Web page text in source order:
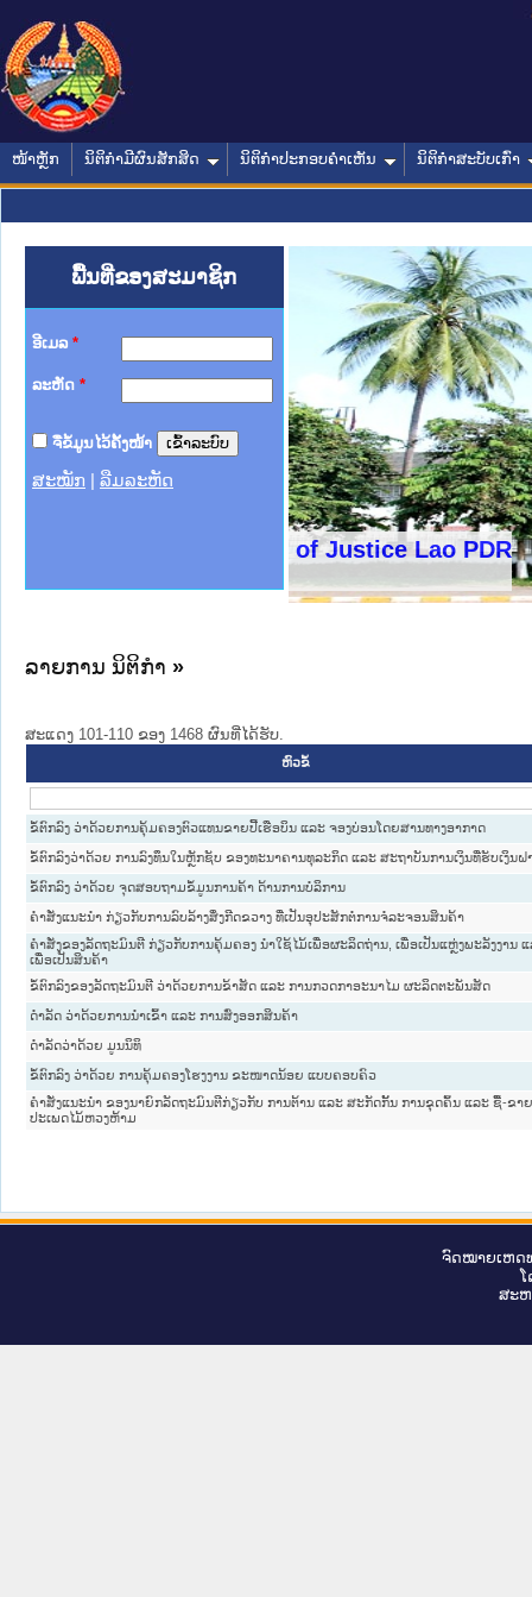
ໜ້າຫຼັກ ນິຕິກໍາມີຜົນສັກສິດ ນິຕິກໍາປະກອບຄໍາເຫັນ ນິຕິກໍາສະບັບເກົ່າ
ພື້ນທີ່ຂອງສະມາຊິກ
ອີເມລ *
ລະຫັດ *
ຈື່ຂໍ້ມູນໄວ້ຄັ້ງໜ້າ
ສະໝັກ ລືມລະຫັດ
Ministry of Justice Lao PDR
າຊົນ ພາກເໜືອ
ການ
ກາງ
ໃຕ້
ຕຳຫຼວດປະຊາຊົນ
ສັນຕິບານປະຊາຊົນ
ກເໜືອ
າຊົນ ພາກກາງ
ລາຍການ ນິຕິກໍາ »
ສະແດງ 101-110 ຂອງ 1468 ຜົນທີ່ໄດ້ຮັບ.
ຫົວຂໍ້
ຂໍ້ຕົກລົງ ວ່າດ້ວຍການຄຸ້ມຄອງຕົວແທນຂາຍປີ້ເຮືອບິນ ແລະ ຈອງບ່ອນໂດຍສານທາງອາກາດ
ຂໍ້ຕົກລົງວ່າດ້ວຍ ການລົງທຶນໃນຫຼັກຊັບ ຂອງທະນາຄານທຸລະກິດ ແລະ ສະຖາບັນການເງິນທີ່ຮັບເງິນຝ
ຂໍ້ຕົກລົງ ວ່າດ້ວຍ ຈຸດສອບຖາມຂໍ້ມູນການຄ້າ ດ້ານການບໍລິການ
ຄຳສັ່ງແນະນຳ ກ່ຽວກັບການລົບລ້າງສິ່ງກີດຂວາງ ທີ່ເປັນອຸປະສັກຕໍ່ການຈໍລະຈອນສິນຄ້າ
ຄໍາສັ່ງຂອງລັດຖະມົນຕີ ກ່ຽວກັບການຄຸ້ມຄອງ ນໍາໃຊ້ໄມ້ເພື່ອຜະລິດຖ່ານ, ເພື່ອເປັນແຫຼ່ງພະລັງງານ
ເພື່ອເປັນສິນຄ້າ
ຂໍ້ຕົກລົງຂອງລັດຖະມົນຕີ ວ່າດ້ວຍການຂ້າສັດ ແລະ ການກວດກາອະນາໄມ ຜະລິດຕະພັນສັດ
ດຳລັດ ວ່າດ້ວຍການນຳເຂົ້າ ແລະ ການສົ່ງອອກສິນຄ້າ
ດຳລັດວ່າດ້ວຍ ມູນນິທິ
ຂໍ້ຕົກລົງ ວ່າດ້ວຍ ການຄຸ້ມຄອງໂຮງງານ ຂະໜາດນ້ອຍ ແບບຄອບຄົວ
ຄຳສັ່ງແນະນຳ ຂອງນາຍົກລັດຖະມົນຕີກ່ຽວກັບ ການຕ້ານ ແລະ ສະກັດກັ້ນ ການຂຸດຄົ້ນ ແລະ ຊື້-ຂາ
ປະເພດໄມ້ຫວງຫ້າມ
ຈົດ​ໝາຍ​ເຫດ​
ສະ​ຫ